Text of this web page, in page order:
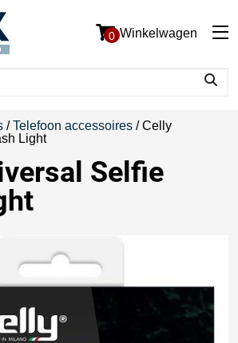
0 Winkelwagen
/Telefoon accessoires / Celly
Light
Selfie